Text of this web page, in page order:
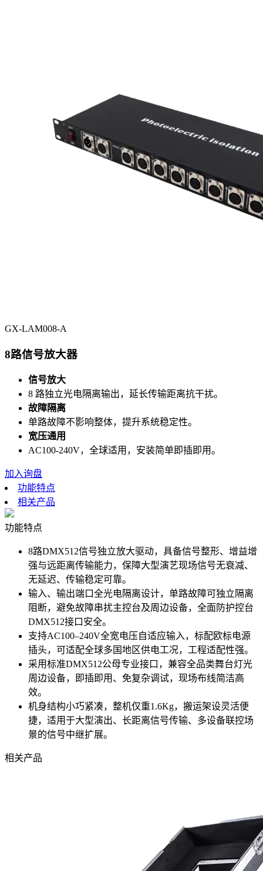
GX-LAM008-A
8路信号放大器
信号放大
8 路独立光电隔离输出，延长传输距离抗干扰。
故障隔离
单路故障不影响整体，提升系统稳定性。
宽压通用
AC100-240V，全球适用，安装简单即插即用。
加入询盘
功能特点
相关产品
功能特点
8路DMX512信号独立放大驱动，具备信号整形、增益增
强与远距离传输能力，保障大型演艺现场信号无衰减、
无延迟、传输稳定可靠。
输入、输出端口全光电隔离设计，单路故障可独立隔离
阻断，避免故障串扰主控台及周边设备，全面防护控台
DMX512接口安全。
支持AC100–240V全宽电压自适应输入，标配欧标电源
插头，可适配全球多国地区供电工况，工程适配性强。
采用标准DMX512公母专业接口，兼容全品类舞台灯光
周边设备，即插即用、免复杂调试，现场布线简洁高
效。
机身结构小巧紧凑，整机仅重1.6Kg，搬运架设灵活便
捷，适用于大型演出、长距离信号传输、多设备联控场
景的信号中继扩展。
相关产品